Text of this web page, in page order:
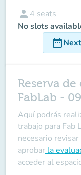
person 4 seats
No slots
date_range
Reserva
FabLab - 09
Aquí podrás
trabajo para Fab
necesario revisar
aprobar la
acceder al